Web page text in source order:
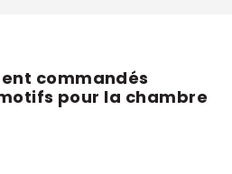
commandés
pour la chambre